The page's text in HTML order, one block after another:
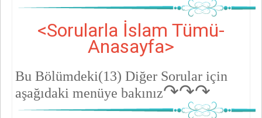
<Sorularla İslam Tümü-
Anasayfa>
Bu Bölümdeki(13)Diğer Sorular için
aşağıdaki menüye bakınız↷↷↷